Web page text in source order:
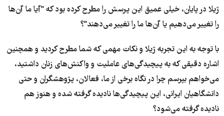
ژیلا در پایان، خیلی عمیق این پرسش را مطرح کرده بود که "آیا ما آن‌ها
را تغییر می‌دهیم یا آن‌ها ما را تغییر می‌دهند"؟
با توجه به این تجربه ژیلا و نکات مهمی که شما مطرح کردید و همچنین
اشاره دقیقی که به پیچیدگی‌های عاملیت و واکنش‌های زنان داشتید،
می‌خواهم بپرسم چرا در نگاه برخی از ما، فعالان، پژوهشگران و حتی
دانشگاهیان ایرانی، این پیچیدگی‌ها نادیده گرفته شده و هنوز هم
نادیده گرفته می‌شود؟